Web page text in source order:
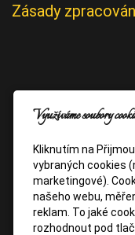
Zásady
Využíváme soubory
Kliknutím na
vybraných cookies
marketingové).
našeho webu,
reklam. To jaké
rozhodnout pod